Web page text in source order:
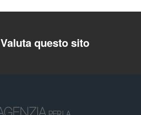
Valuta questo sito